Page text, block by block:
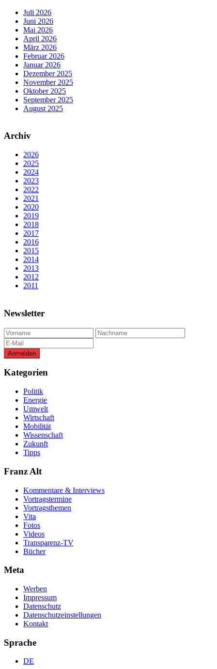
Juli 2026
Juni 2026
Mai 2026
April 2026
März 2026
Februar 2026
Januar 2026
Dezember 2025
November 2025
Oktober 2025
September 2025
August 2025
Archiv
2026
2025
2024
2023
2022
2021
2020
2019
2018
2017
2016
2015
2014
2013
2012
2011
Newsletter
Kategorien
Politik
Energie
Umwelt
Wirtschaft
Mobilität
Wissenschaft
Zukunft
Tipps
Franz Alt
Kommentare & Interviews
Vortragstermine
Vortragsthemen
Vita
Fotos
Videos
Transparenz-TV
Bücher
Meta
Werben
Impressum
Datenschutz
Datenschutzeinstellungen
Kontakt
Sprache
DE